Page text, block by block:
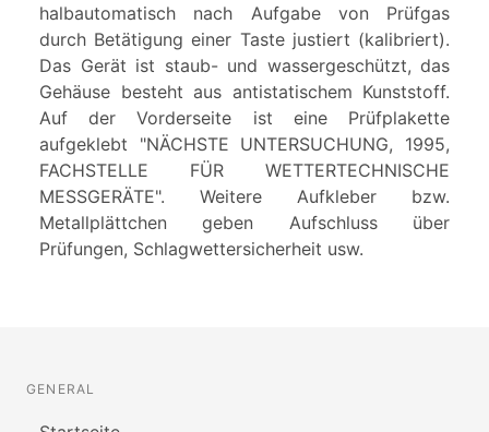
halbautomatisch nach Aufgabe von Prüfgas
durch Betätigung einer Taste justiert (kalibriert).
Das Gerät ist staub- und wassergeschützt, das
Gehäuse besteht aus antistatischem Kunststoff.
Auf der Vorderseite ist eine Prüfplakette
aufgeklebt "NÄCHSTE UNTERSUCHUNG, 1995,
FACHSTELLE FÜR WETTERTECHNISCHE
MESSGERÄTE". Weitere Aufkleber bzw.
Metallplättchen geben Aufschluss über
Prüfungen, Schlagwettersicherheit usw.
GENERAL